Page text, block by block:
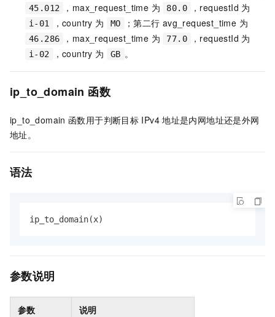
45.012 ，max_request_time 为 80.0 ，requestId 为
i-01 ，country 为 MO ；第二行 avg_request_time 为
46.286 ，max_request_time 为 77.0 ，requestId 为
i-02 ，country 为 GB 。
ip_to_domain 函数
ip_to_domain 函数用于判断目标 IPv4 地址是内网地址还是外网
地址。
语法
ip_to_domain(x)
参数说明
参数 说明